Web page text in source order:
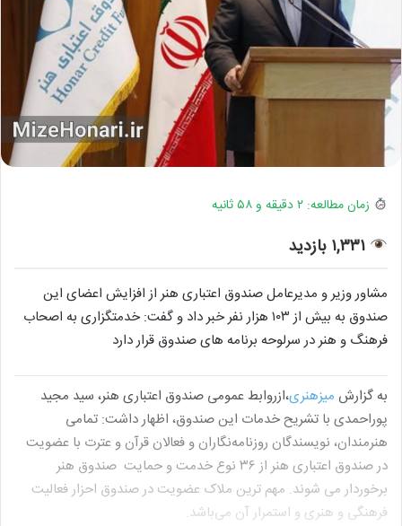
زمان مطالعه: ۲ دقیقه و ۵۸ ثانیه
۱,۳۳۱ بازدید
مشاور وزیر و مدیرعامل صندوق اعتباری هنر از افزایش اعضای این
صندوق به بیش از ۱۰۳ هزار نفر خبر داد و گفت: خدمتگزاری به اصحاب
فرهنگ و هنر در سرلوحه برنامه های صندوق قرار دارد
به گزارش میزهنری،ازروابط عمومی صندوق اعتباری هنر، سید مجید
پوراحمدی با تشریح خدمات این صندوق، اظهار داشت: تمامی
هنرمندان، نویسندگان روزنامه‌نگاران و فعالان قرآن و عترت با عضویت
در صندوق اعتباری هنر از ۳۶ نوع خدمت و حمایت صندوق هنر
برخوردار می شوند. مهم ترین ملاک عضویت در صندوق احزار فعالیت
فرهنگی و هنری و استمرار آن می‌باشد.